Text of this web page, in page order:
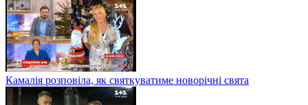
Камалія розповіла, як святкуватиме новорічні свята